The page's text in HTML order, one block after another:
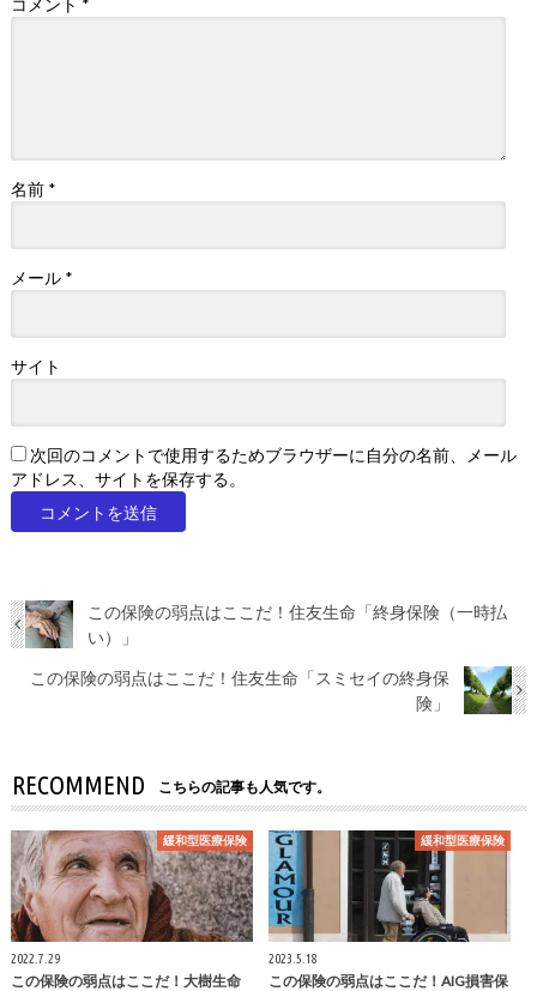
コメント *
名前 *
メール *
サイト
次回のコメントで使用するためブラウザーに自分の名前、メール
アドレス、サイトを保存する。
この保険の弱点はここだ！住友生命「終身保険（一時払
い）」
この保険の弱点はここだ！住友生命「スミセイの終身保
険」
RECOMMEND こちらの記事も人気です。
緩和型医療保険
2022.7.29
この保険の弱点はここだ！大樹生命
緩和型医療保険
2023.5.18
この保険の弱点はここだ！AIG損害保